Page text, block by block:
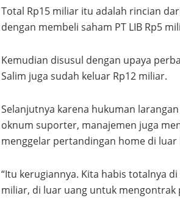
Total Rp15 miliar itu adalah rincian
dengan membeli saham PT LIB Rp5
Kemudian disusul dengan upaya
Salim juga sudah keluar Rp12 miliar.
Selanjutnya karena hukuman
oknum suporter, manajemen juga
menggelar pertandingan home di luar
“Itu kerugiannya. Kita habis totalnya
miliar, di luar uang untuk mengontrak